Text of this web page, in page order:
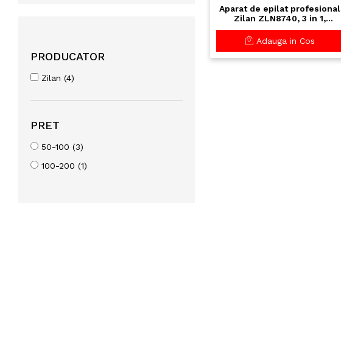
PRODUCATOR
Zilan (4)
PRET
50-100 (3)
100-200 (1)
Aparat de epilat profesional
Zilan ZLN8740, 3 in 1,
incarcare USB, IPX7
Waterproof, 3 capete
interschimbabile
Adauga in Cos